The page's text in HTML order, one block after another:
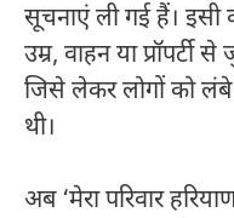
सूचनाएं ली गई हैं।
उम्र, वाहन या प्रॉपर्टी
जिसे लेकर लोगों को
थी।
अब ‘मेरा परिवार